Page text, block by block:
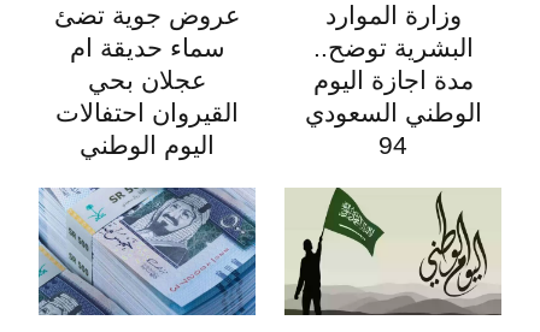
وزارة الموارد
البشرية توضح..
مدة اجازة اليوم
الوطني السعودي
94
عروض جوية تضئ
سماء حديقة ام
عجلان بحي
القيروان احتفالات
اليوم الوطني